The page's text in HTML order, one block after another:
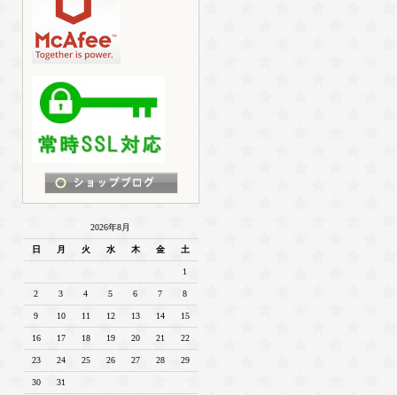
2026年8月
日 月 火 水 木 金 土
1
2 3 4 5 6 7 8
9 10 11 12 13 14 15
16 17 18 19 20 21 22
23 24 25 26 27 28 29
30 31